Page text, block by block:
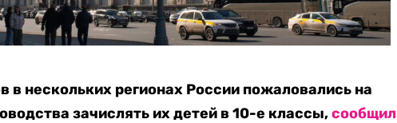
в нескольких регионах России пожаловались на
зачислять их детей в 10-е классы,сообщил